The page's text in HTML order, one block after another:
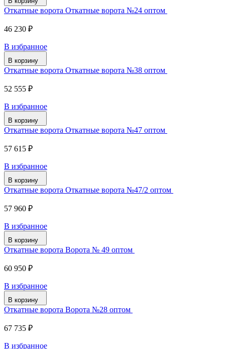
Откатные ворота Откатные ворота №24 оптом
46 230 ₽
В избранное
В корзину
Откатные ворота Откатные ворота №38 оптом
52 555 ₽
В избранное
В корзину
Откатные ворота Откатные ворота №47 оптом
57 615 ₽
В избранное
В корзину
Откатные ворота Откатные ворота №47/2 оптом
57 960 ₽
В избранное
В корзину
Откатные ворота Ворота № 49 оптом
60 950 ₽
В избранное
В корзину
Откатные ворота Ворота №28 оптом
67 735 ₽
В избранное